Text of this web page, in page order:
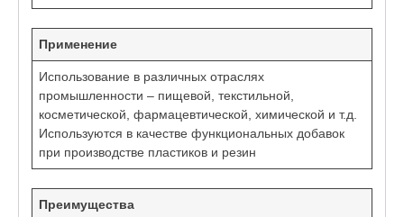
Применение
Использование в различных отраслях
промышленности – пищевой, текстильной,
косметической, фармацевтической, химической и т.д.
Используются в качестве функциональных добавок
при производстве пластиков и резин
Преимущества